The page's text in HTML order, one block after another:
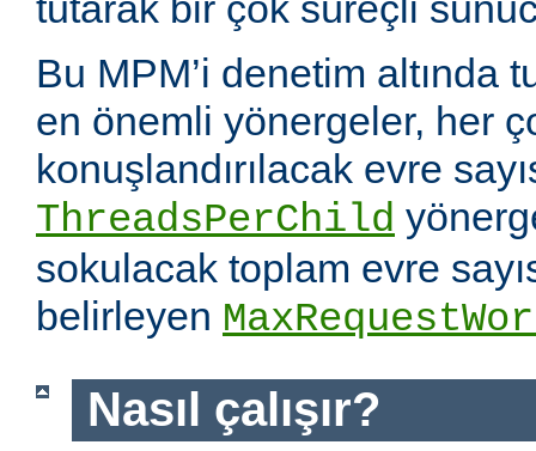
Bu MPM’i denetim altında
en önemli yönergeler, her
konuşlandırılacak evre
ThreadsPerChild
sokulacak toplam evre
belirleyen
Nasıl çalışır?